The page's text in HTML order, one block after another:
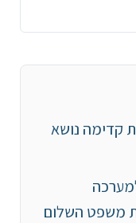
קדימה נושא
משפט השלום